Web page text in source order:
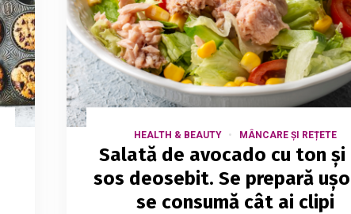
HEALTH & BEAUTY MÂNCARE ȘI REȚETE
Salată de avocado cu ton și
sos deosebit. Se prepară
se consumă cât ai clipi